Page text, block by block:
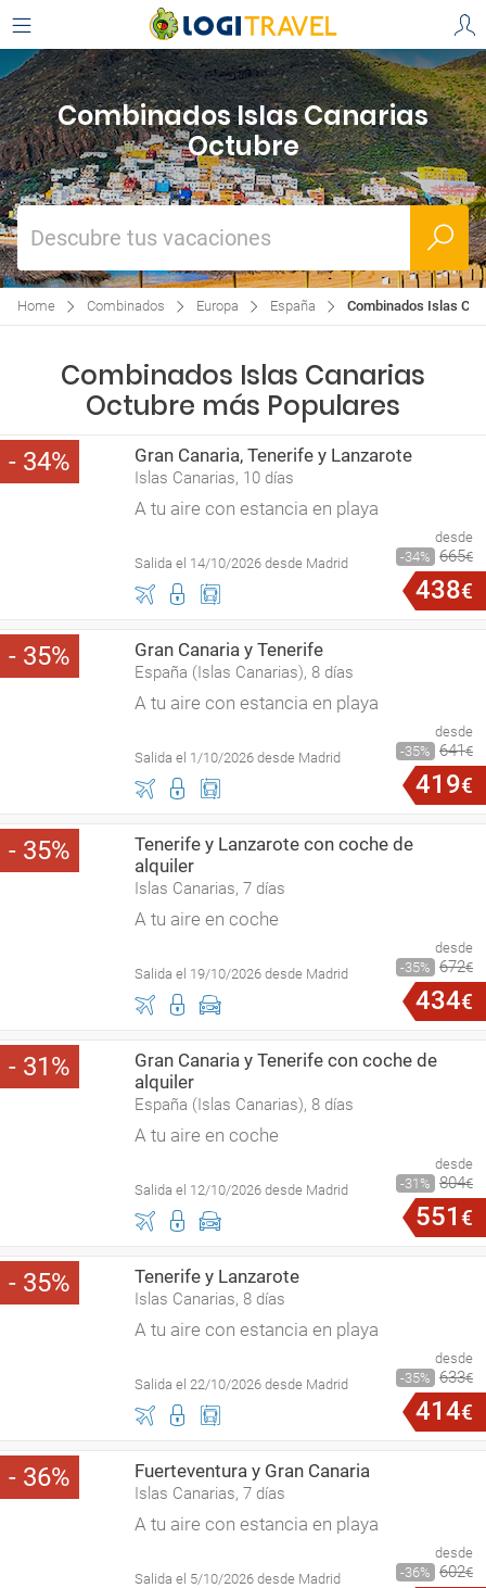
Combinados Islas Canarias
Octubre
Descubre tus vacaciones
Home Combinados Europa España Combinados Islas
Combinados Islas Canarias
Octubre más Populares
34 Gran Canaria, Tenerife y Lanzarote
Islas Canarias, 10 días
A tu aire con estancia en playa
Salida el 14/10/2026 desde Madrid
desde
34
665€
438€
35 Gran Canaria y Tenerife
España (Islas Canarias), 8 días
A tu aire con estancia en playa
Salida el 1/10/2026 desde Madrid
desde
35
641€
419€
35
Tenerife y Lanzarote con coche de
alquiler
Islas Canarias, 7 días
A tu aire en coche
Salida el 19/10/2026 desde Madrid
desde
35
672€
434€
31
Gran Canaria y Tenerife con coche de
alquiler
España (Islas Canarias), 8 días
A tu aire en coche
Salida el 12/10/2026 desde Madrid
desde
31
804€
551 €
35 Tenerife y Lanzarote
Islas Canarias, 8 días
A tu aire con estancia en playa
Salida el 22/10/2026 desde Madrid
desde
35
633€
414€
36 Fuerteventura y Gran Canaria
Islas Canarias, 7 días
A tu aire con estancia en playa
Salida el 5/10/2026 desde Madrid
desde
36
602€